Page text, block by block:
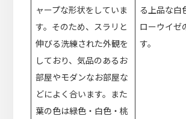
ャープな形状をしていま
す。そのため、スラリと
伸びる洗練された外観を
しており、気品のあるお
部屋やモダンなお部屋な
どによく合います。また
葉の色は緑色・白色・桃
る上品な白
ローウイゼ
す。